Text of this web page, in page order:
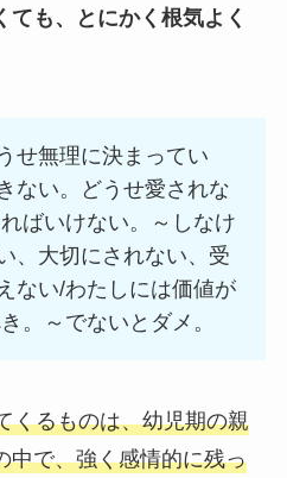
も、とにかく根気よく
せ無理に決まってい
ない。どうせ愛されな
ばいけない。～しなけ
、大切にされない、受
ない/わたしには価値が
。～でないとダメ。
くるものは、幼児期の親
中で、強く感情的に残っ